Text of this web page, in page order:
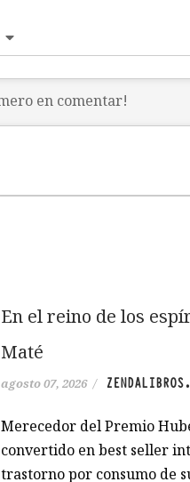
En el reino de los
Maté
agosto 07, 2026 /
Merecedor del Premio
convertido en best seller
trastorno por consumo de